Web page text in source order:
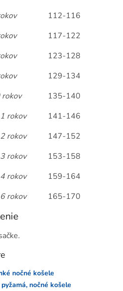
112-116
117-122
123-128
129-134
135-140
rokov
141-146
rokov
147-152
rokov
153-158
rokov
159-164
rokov 165-170
nočné košele
nočné košele